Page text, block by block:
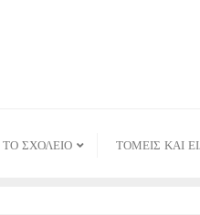
ΤΟ ΣΧΟΛΕΙΟ ΤΟΜΕΙΣ ΚΑΙ